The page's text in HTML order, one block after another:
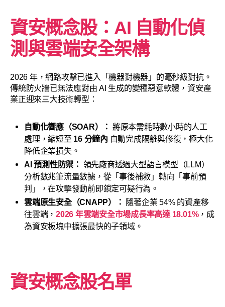
資安概念股：AI 自動化偵
測與雲端安全架構
2026 年，網路攻擊已進入「機器對機器」的毫秒級對抗。
傳統防火牆已無法應對由 AI 生成的變種惡意軟體，資安產
業正迎來三大技術轉型：
自動化響應（SOAR）： 將原本需耗時數小時的人工
處理，縮短至 16 分鐘內 自動完成隔離與修復，極大化
降低企業損失。
AI 預測性防禦： 領先廠商透過大型語言模型（LLM）
分析數兆筆流量數據，從「事後補救」轉向「事前預
判」，在攻擊發動前即鎖定可疑行為。
雲端原生安全（CNAPP）：
隨著企業 54% 的資產移
往雲端，2026 年雲端安全市場成長率高達 18.01%，成
為資安板塊中擴張最快的子領域。
資安概念股名單